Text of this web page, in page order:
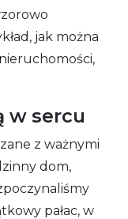
jak można
w sercu
z ważnymi
dom,
pałac, w